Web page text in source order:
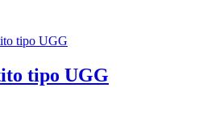
tipo UGG